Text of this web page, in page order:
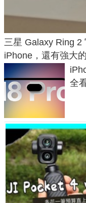
三星 Galaxy Ring 2
iPhone，還有強大
全